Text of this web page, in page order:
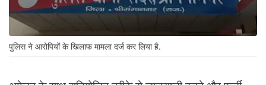
पुलिस ने आरोपियों के खिलाफ मामला दर्ज कर लिया है.